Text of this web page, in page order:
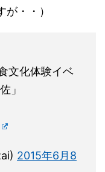
が・・）
文化体験イベ
」
2015年6月8